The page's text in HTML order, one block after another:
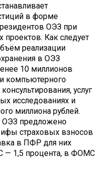
в форме
ОЭЗ при
проектов. Как следует
реализации
в ОЭЗ
10 миллионов
компьютерного
услуг
исследованиях и
миллиона рублей.
ОЭЗ предложено
страховых взносов
в ПФР для них
— 1,5 процента, в ФОМС